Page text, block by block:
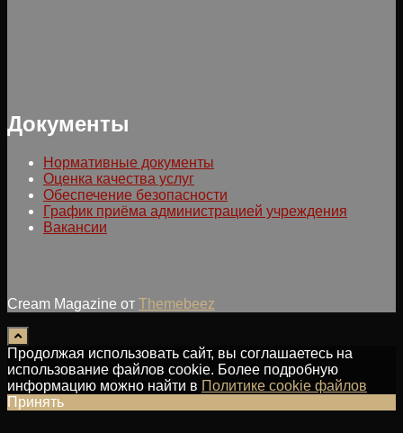
Документы
Нормативные документы
Оценка качества услуг
Обеспечение безопасности
График приёма администрацией учреждения
Вакансии
Cream Magazine от Themebeez
Продолжая использовать сайт, вы соглашаетесь на
использование файлов cookie. Более подробную
информацию можно найти в Политике cookie файлов
Принять